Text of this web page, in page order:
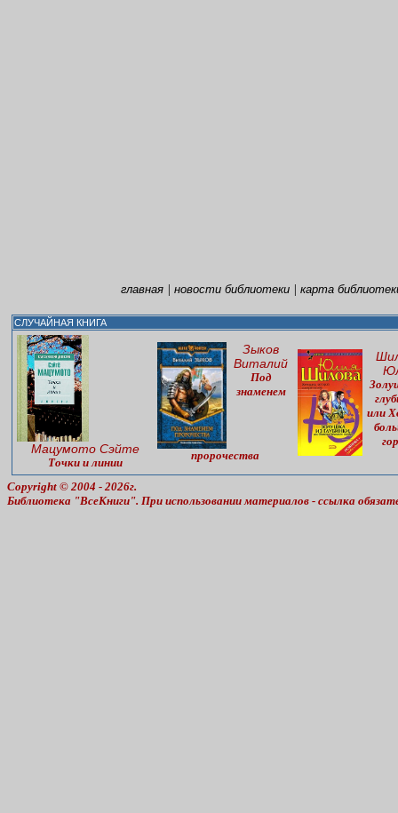
главная| новости библиотеки| карта
СЛУЧАЙНАЯ КНИГА
Мацумото Сэйте
Точки и линии
Зыков
Виталий
Под
знаменем
пророчества
или
Copyright © 2004 - 2026г.
Библиотека "ВсеКниги". При использовании материалов - ссылка